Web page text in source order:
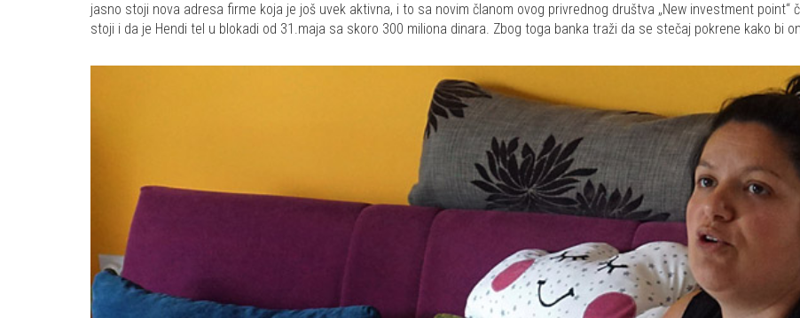
jasno stoji nova adresa firme koja je još uvek aktivna, i to sa novim članom ovog privrednog društva „New investment point“
stoji i da je Hendi tel u blokadi od 31.maja sa skoro 300 miliona dinara. Zbog toga banka traži da se stečaj pokrene kako bi